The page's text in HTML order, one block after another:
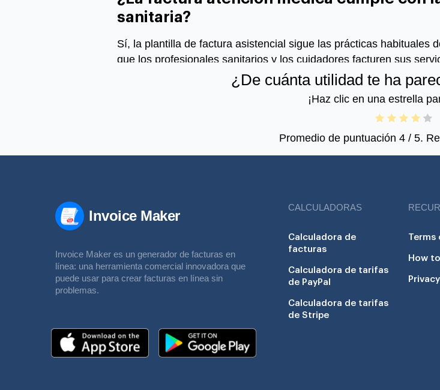
sanitaria?
Sí, la plantilla de factura asistencial sigue las prácticas habituales
que los profesionales sanitarios y los cuidadores facturen sus
¿De cuánta utilidad te ha
¡Haz clic en una estrella
Promedio de puntuación 4/ 5.
Invoice Maker
Invoice Maker es un generador de facturas en
línea: una herramienta comercial innovadora que
puede usar para crear facturas en línea sin
problemas.
CALCULADORAS
Calculadora de
facturas
Calculadora de tarifas
de PayPal
Calculadora de tarifas
de Stripe
Terms
How to